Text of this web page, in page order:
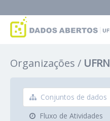
Grupos
Sobre
Organizações UFRN
Conjuntos de dados
Fluxo de Atividades